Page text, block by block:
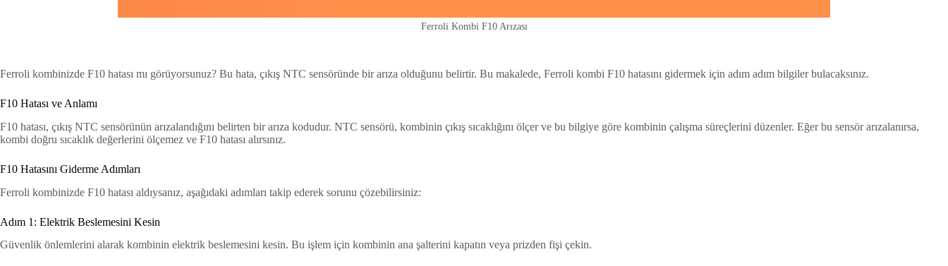
Ferroli Kombi F10 Arızası
Ferroli kombinizde F10 hatası mı görüyorsunuz? Bu hata, çıkış NTC sensöründe bir arıza olduğunu belirtir. Bu makalede, Ferroli kombi F10 hatasını gidermek için adım adım bilgiler bulacaksınız.
F10 Hatası ve Anlamı
F10 hatası, çıkış NTC sensörünün arızalandığını belirten bir arıza kodudur. NTC sensörü, kombinin çıkış sıcaklığını ölçer ve bu bilgiye göre kombinin çalışma süreçlerini düzenler. Eğer bu sensör arızalanırsa,
kombi doğru sıcaklık değerlerini ölçemez ve F10 hatası alırsınız.
F10 Hatasını Giderme Adımları
Ferroli kombinizde F10 hatası aldıysanız, aşağıdaki adımları takip ederek sorunu çözebilirsiniz:
Adım 1: Elektrik Beslemesini Kesin
Güvenlik önlemlerini alarak kombinin elektrik beslemesini kesin. Bu işlem için kombinin ana şalterini kapatın veya prizden fişi çekin.